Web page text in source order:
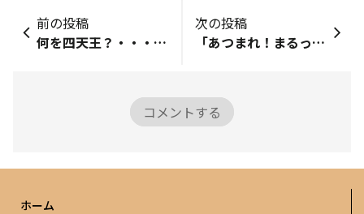
前の投稿
何を四天王？・・・「あつまれ！まるっこのこ」第一話開幕・・・
次の投稿
「あつまれ！まるっこのこ」第ゼロ話・・・
コメントする
ホーム